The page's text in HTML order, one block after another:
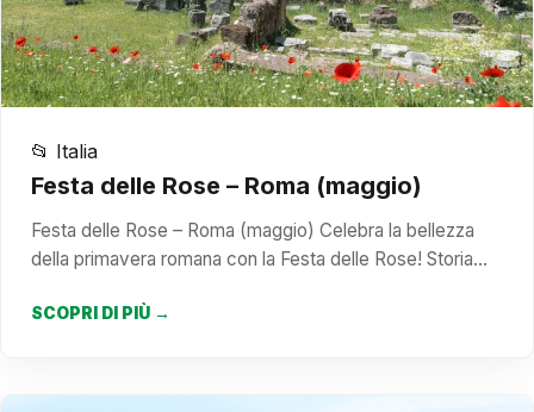
📂 Italia
Festa delle Rose – Roma (maggio)
Festa delle Rose – Roma (maggio) Celebra la bellezza
della primavera romana con la Festa delle Rose! Storia…
SCOPRI DI PIÙ →